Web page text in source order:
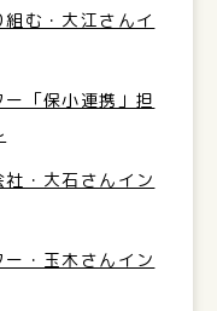
む・大江さんイ
「保小連携」担
・大石さんイン
・玉木さんイン